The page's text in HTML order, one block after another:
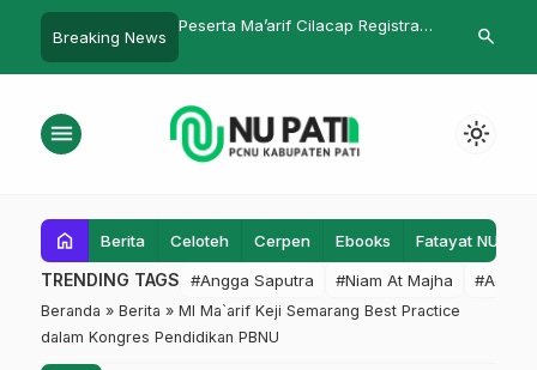
Breaking News
Cilacap Registrasi
di Porsema
Rakerwil I Ma’arif NU Jawa
MWC-NU
search
menu light_mode
home Berita Celoteh Cerpen Ebooks Fatayat NU
TRENDING TAGS #Angga Saputra #Niam At Majha #Admin
Beranda » Berita » MI Ma`arif Keji Semarang Best Practice
dalam Kongres Pendidikan PBNU